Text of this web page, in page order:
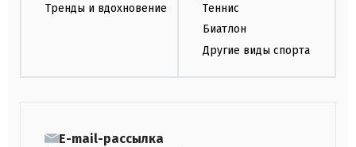
Тренды и вдохновение
Теннис
Биатлон
Другие виды спорта
E-mail-рассылка